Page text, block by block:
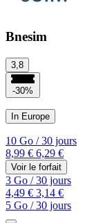
Bnesim
3,8
-30%
In Europe
10 Go /30 jours
8,99 € 6,29 €
Voir le forfait
3 Go /30 jours
4,49 € 3,14 €
5 Go /30 jours